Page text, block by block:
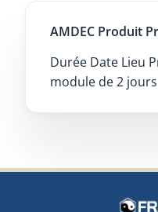
AMDEC Produit
Durée Date Lieu
module de 2